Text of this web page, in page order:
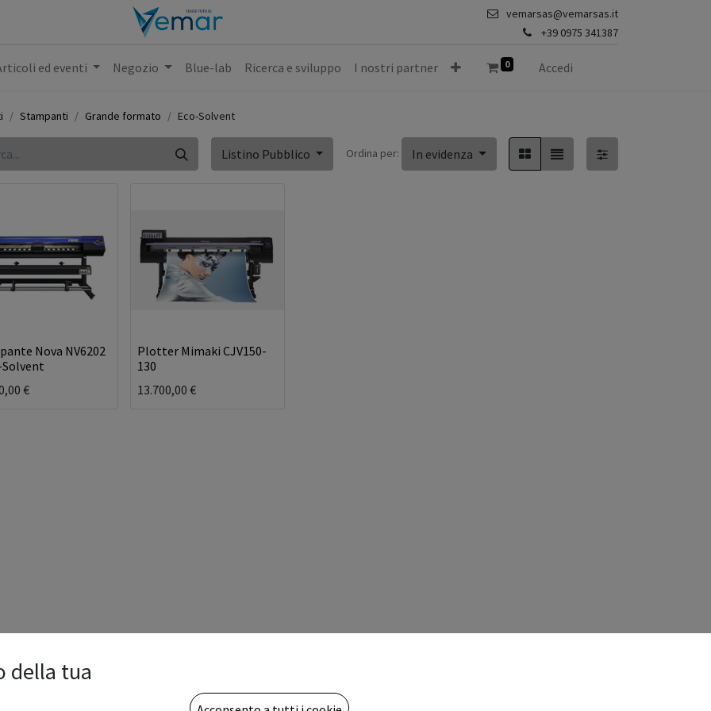
vemarsas@vemarsas.it
+39 0975 341387
ed eventi Negozio Blue-lab Ricerca e sviluppo I nostri partner 0 Accedi
Stampanti Grande formato Eco-Solvent
Listino Pubblico Ordina per: In evidenza
Nova NV6202
Solvent
€
Plotter Mimaki CJV150-
130
13.700,00 €
della tua